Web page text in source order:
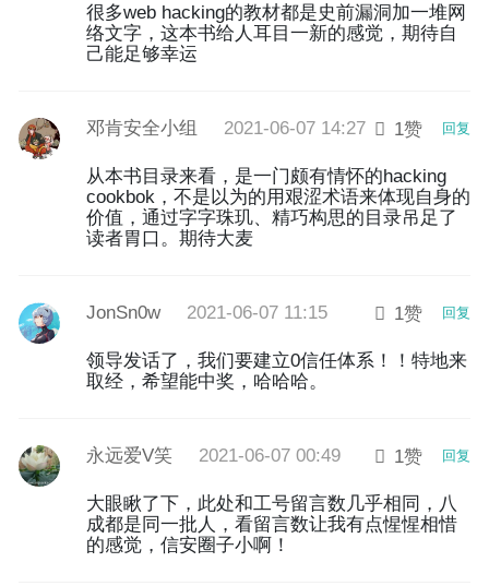
很多web hacking的教材都是史前漏洞加一堆网
络文字，这本书给人耳目一新的感觉，期待自
己能足够幸运
邓肯安全小组 2021-06-07 14:27 1赞 回复
从本书目录来看，是一门颇有情怀的hacking
cookbok，不是以为的用艰涩术语来体现自身的
价值，通过字字珠玑、精巧构思的目录吊足了
读者胃口。期待大麦
JonSn0w 2021-06-07 11:15 1赞 回复
领导发话了，我们要建立0信任体系！！特地来
取经，希望能中奖，哈哈哈。
永远爱V笑 2021-06-07 00:49 1赞 回复
大眼瞅了下，此处和工号留言数几乎相同，八
成都是同一批人，看留言数让我有点惺惺相惜
的感觉，信安圈子小啊！